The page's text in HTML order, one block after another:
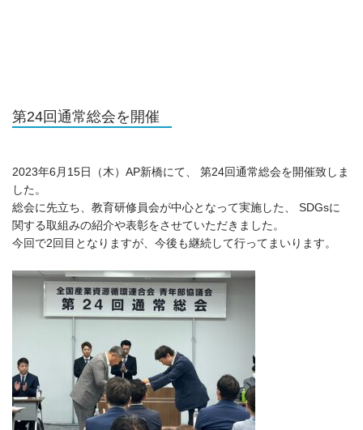
第24回通常総会を開催
2023年6月15日（木）AP新橋にて、 第24回通常総会を開催致しま
した。
総会に先立ち、教育研修員会が中心となって実施した、 SDGsに
関する取組みの紹介や表彰をさせていただきました。
今回で2回目となりますが、今後も継続して行ってまいります。